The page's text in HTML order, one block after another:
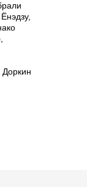
Доркин